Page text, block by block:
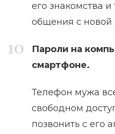
его знакомства и
общения с
Пароли на
смартфоне.
Телефон мужа
свободном
позвонить с его